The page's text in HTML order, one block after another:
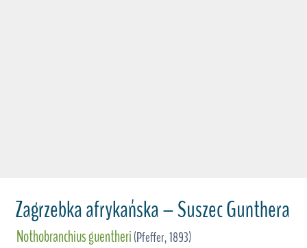
Zagrzebka afrykańska – Suszec Gunthera
Nothobranchius guentheri(Pfeffer, 1893)